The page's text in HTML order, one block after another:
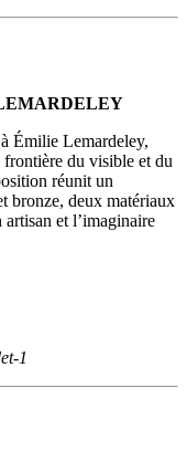
Émilie Lemardeley,
frontière du visible et du
réunit un
bronze, deux matériaux
artisan et l’imaginaire
1